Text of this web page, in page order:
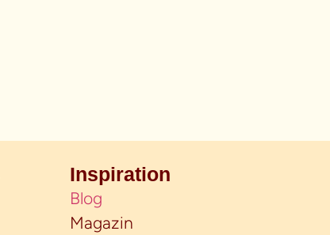
Inspiration
Blog
Magazin